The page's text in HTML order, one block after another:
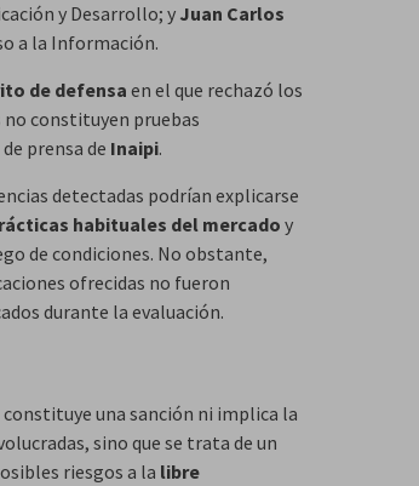
y Desarrollo; y Juan Carlos
a la Información.
de defensa en el que rechazó los
constituyen pruebas
prensa de Inaipi.
detectadas podrían explicarse
habituales del mercadoy
de condiciones. No obstante,
ofrecidas no fueron
durante la evaluación.
constituye una sanción ni implica la
sino que se trata de un
riesgos a la libre